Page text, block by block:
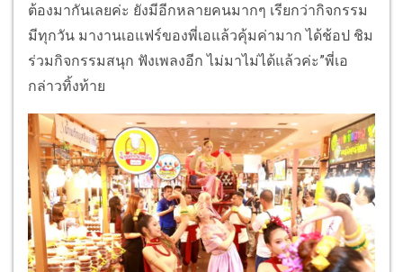
ต้องมากันเลยค่ะ ยังมีอีกหลายคนมากๆ เรียกว่ากิจกรรม
มีทุกวัน มางานเอแฟร์ของพี่เอแล้วคุ้มค่ามาก ได้ช้อป ชิม
ร่วมกิจกรรมสนุก ฟังเพลงอีก ไม่มาไม่ได้แล้วค่ะ”พี่เอ
กล่าวทิ้งท้าย